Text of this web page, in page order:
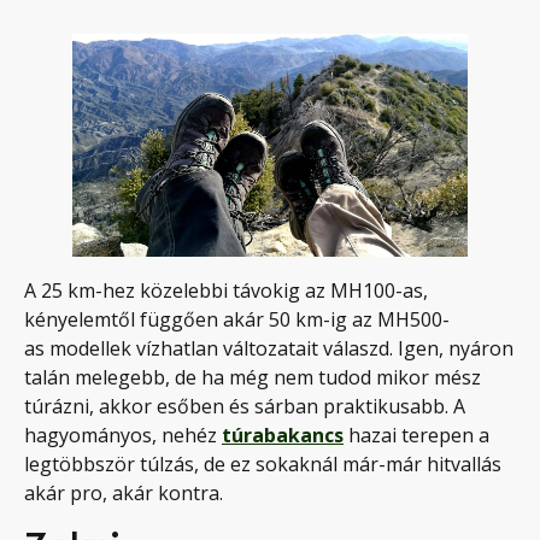
A 25 km-hez közelebbi távokig az MH100-as,
kényelemtől függően akár 50 km-ig az MH500-
as modellek vízhatlan változatait válaszd. Igen, nyáron
talán melegebb, de ha még nem tudod mikor mész
túrázni, akkor esőben és sárban praktikusabb. A
hagyományos, nehéz túrabakancs hazai terepen a
legtöbbször túlzás, de ez sokaknál már-már hitvallás
akár pro, akár kontra.